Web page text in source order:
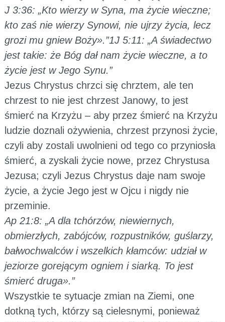
J 3:36: „Kto wierzy w Syna, ma życie wieczne;
kto zaś nie wierzy Synowi, nie ujrzy życia, lecz
grozi mu gniew Boży».”1J 5:11: „A świadectwo
jest takie: że Bóg dał nam życie wieczne, a to
życie jest w Jego Synu.”
Jezus Chrystus chrzci się chrztem, ale ten
chrzest to nie jest chrzest Janowy, to jest
śmierć na Krzyżu – aby przez śmierć na Krzyżu
ludzie doznali ożywienia, chrzest przynosi życie,
czyli aby zostali uwolnieni od tego co przyniosła
śmierć, a zyskali życie nowe, przez Chrystusa
Jezusa; czyli Jezus Chrystus daje nam swoje
życie, a życie Jego jest w Ojcu i nigdy nie
przeminie.
Ap 21:8: „A dla tchórzów, niewiernych,
obmierzłych, zabójców, rozpustników, guślarzy,
bałwochwalców i wszelkich kłamców: udział w
jeziorze gorejącym ogniem i siarką. To jest
śmierć druga».”
Wszystkie te sytuacje zmian na Ziemi, one
dotkną tych, którzy są cielesnymi, ponieważ